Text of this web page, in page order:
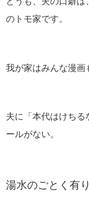
のトモ家です。
我が家はみんな漫画
夫に「本代はけち
ールがない。
湯水のごとく有